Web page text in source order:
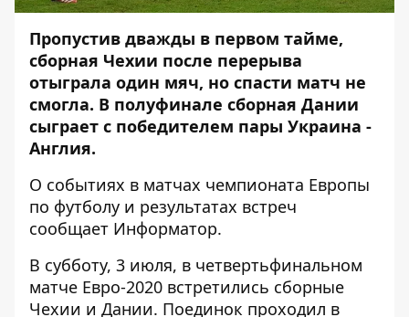
Пропустив дважды в первом тайме,
сборная Чехии после перерыва
отыграла один мяч, но спасти матч не
смогла. В полуфинале сборная Дании
сыграет с победителем пары Украина -
Англия.
О событиях в матчах чемпионата Европы
по футболу и результатах встреч
сообщает Информатор.
В субботу, 3 июля, в четвертьфинальном
матче Евро-2020 встретились сборные
Чехии и Дании. Поединок проходил в